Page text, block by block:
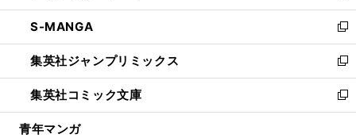
開
く
ウ
で
開
く
ン
ド
ウ
で
開
く
ウ
ィ
ン
ド
ウ
で
開
し
い
ウ
ィ
ン
ド
ウ
S-MANGA
新
し
い
ウ
ィ
ン
集英社ジャンプリミックス
新
し
い
ウ
集英社コミック文庫
新
し
青年マンガ